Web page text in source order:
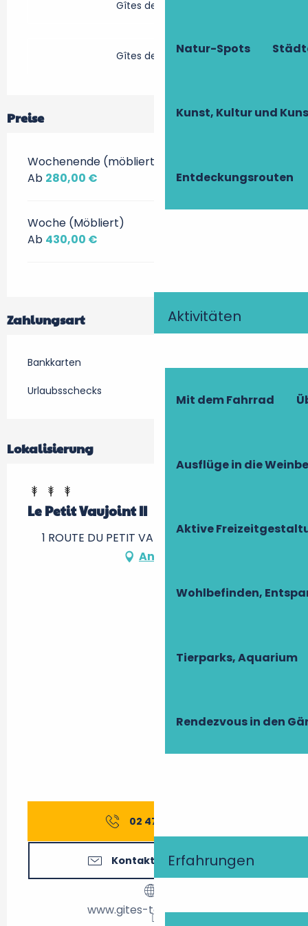
Natur-Spots
Kunst, Kultur und
Entdeckungsrouten
Aktivitäten
Mit dem Fahrrad
Ausflüge in die
Aktive
Wohlbefinden,
Tierparks, Aquarium
Rendezvous in den
Erfahrungen
Gîtes de France
Gîtes de France
Preise
Wochenende (möbliert)
Ab 280,00 €
Woche (Möbliert)
Ab 430,00 €
Zahlungsart
Bankkarten
Urlaubsschecks
Lokalisierung
Le Petit Vaujoint II
1 ROUTE DU PETIT VAUJOINT, 37190 Cheillé
Anfahrt
02 47 27 56
Kontaktieren Sie uns
www.gites-touraine.com